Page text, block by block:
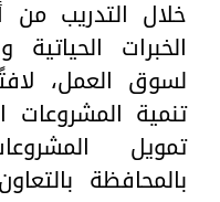
خلال التدريب
الخبرات
لسوق العمل،
تنمية
تمويل
بالمحافظة